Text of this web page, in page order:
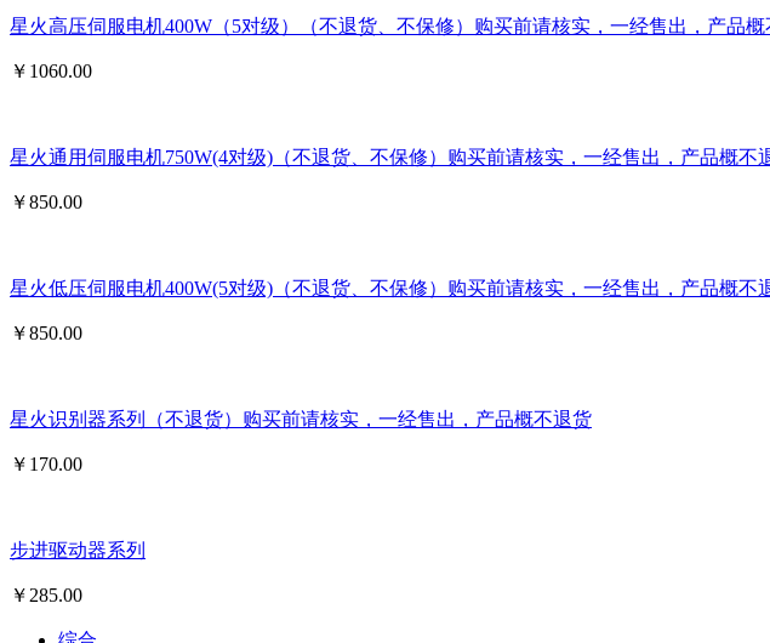
星火高压伺服电机400W（5对级）（不退货、不保修）购买前请核实，一经售出，产品概
￥ 1060.00
星火通用伺服电机750W(4对级)（不退货、不保修）购买前请核实，一经售出，产品概不
￥850.00
星火低压伺服电机400W(5对级)（不退货、不保修）购买前请核实，一经售出，产品概不
￥850.00
星火识别器系列（不退货）购买前请核实，一经售出，产品概不退货
￥ 170.00
步进驱动器系列
￥ 285.00